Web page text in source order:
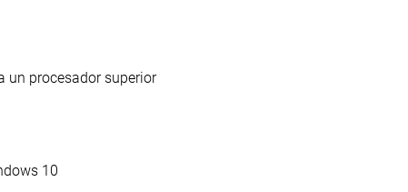
un procesador superior
10